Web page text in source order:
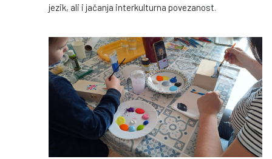
jezik, ali i jačanja interkulturna povezanost.